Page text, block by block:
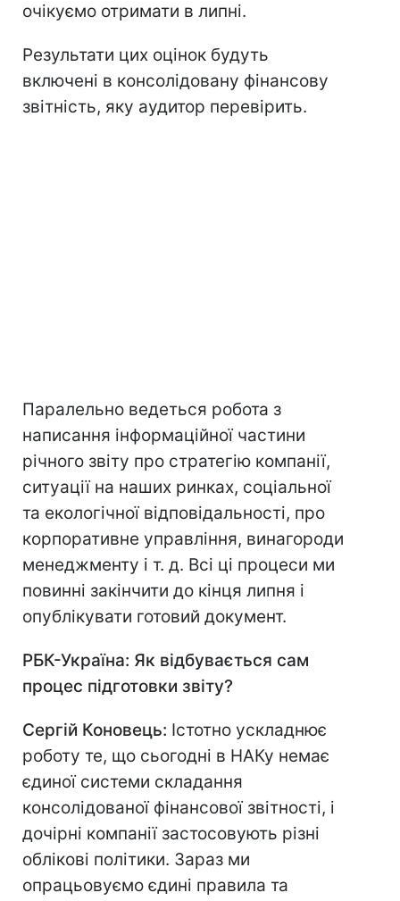
очікуємо отримати в липні.
Результати цих оцінок будуть
включені в консолідовану фінансову
звітність, яку аудитор перевірить.
Паралельно ведеться робота з
написання інформаційної частини
річного звіту про стратегію компанії,
ситуації на наших ринках, соціальної
та екологічної відповідальності, про
корпоративне управління, винагороди
менеджменту і т. д. Всі ці процеси ми
повинні закінчити до кінця липня і
опублікувати готовий документ.
РБК-Україна: Як відбувається сам
процес підготовки звіту?
Сергій Коновець: Істотно ускладнює
роботу те, що сьогодні в НАКу немає
єдиної системи складання
консолідованої фінансової звітності, і
дочірні компанії застосовують різні
облікові політики. Зараз ми
опрацьовуємо єдині правила та